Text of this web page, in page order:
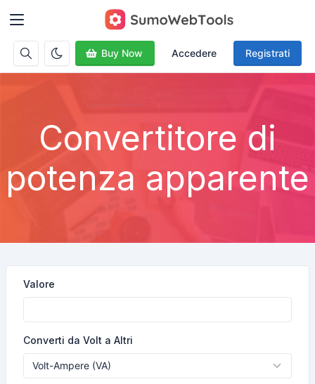
Buy Now Accedere Registrati
Convertitore di
potenza apparente
Valore
Converti da Volt a Altri